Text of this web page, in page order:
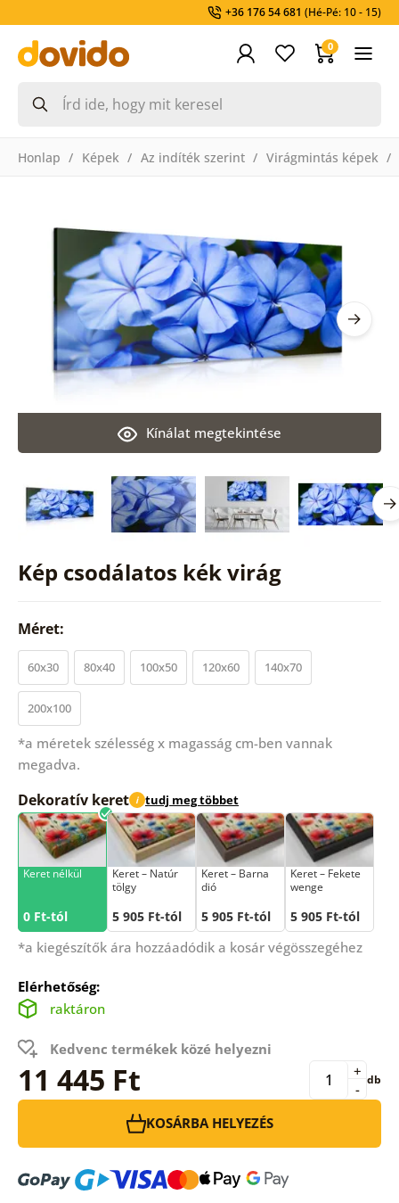
+36 176 54 681 (Hé-Pé: 10 - 15)
0
Honlap Képek Az indíték szerint Virágmintás képek
Kép csodálatos kék virág
Kínálat megtekintése
Méret:
60x30 80x40 100x50 120x60 140x70
200x100
*a méretek szélesség x magasság cm-ben vannak
megadva.
Dekoratív keret i tudj meg többet
Keret nélkül
0 Ft-tól
Keret – Natúr
tölgy
5 905 Ft-tól
Keret – Barna
dió
5 905 Ft-tól
Keret – Fekete
wenge
5 905 Ft-tól
*a kiegészítők ára hozzáadódik a kosár végösszegéhez
Elérhetőség:
raktáron
Kedvenc termékek közé helyezni
11 445 Ft -
+ db
KOSÁRBA HELYEZÉS